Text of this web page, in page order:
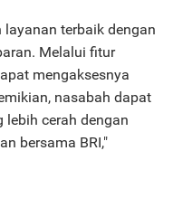
terbaik dengan
Melalui fitur
mengaksesnya
nasabah dapat
cerah dengan
bersama BRI,"